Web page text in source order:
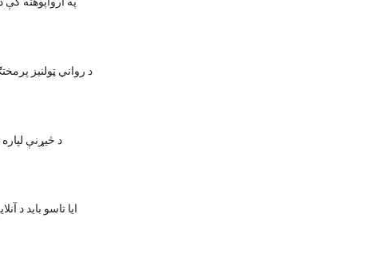
د رواني ټولنیز
د څیړنې
ایا تاسو باید د